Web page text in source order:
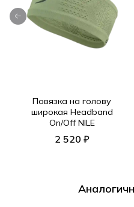
Повязка на голову
широкая Headband
On/Off NILE
2 520 ₽